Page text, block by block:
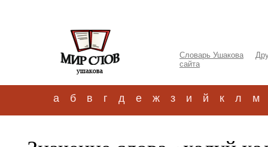
Словарь Ушакова
сайта
а б в г д е ж з и й к л м